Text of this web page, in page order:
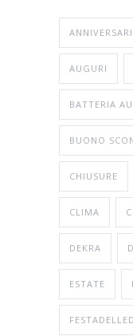
AUGURI
BATTERIA
BUONO
CHIUSURE
CLIMA
DEKRA
ESTATE